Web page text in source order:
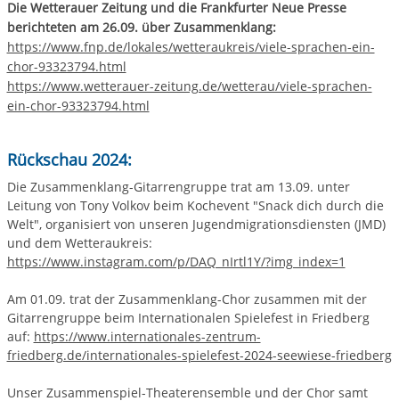
Die Wetterauer Zeitung und die Frankfurter Neue Presse
berichteten am 26.09. über Zusammenklang:
https://www.fnp.de/lokales/wetteraukreis/viele-sprachen-ein-
chor-93323794.html
https://www.wetterauer-zeitung.de/wetterau/viele-sprachen-
ein-chor-93323794.html
Rückschau 2024:
Die Zusammenklang-Gitarrengruppe trat am 13.09. unter
Leitung von Tony Volkov beim Kochevent "Snack dich durch die
Welt", organisiert von unseren Jugendmigrationsdiensten (JMD)
und dem Wetteraukreis:
https://www.instagram.com/p/DAQ_nIrtl1Y/?img_index=1
Am 01.09. trat der Zusammenklang-Chor zusammen mit der
Gitarrengruppe beim Internationalen Spielefest in Friedberg
auf: https://www.internationales-zentrum-
friedberg.de/internationales-spielefest-2024-seewiese-friedberg
Unser Zusammenspiel-Theaterensemble und der Chor samt